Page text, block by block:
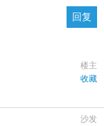
回复
楼主
收藏
沙发